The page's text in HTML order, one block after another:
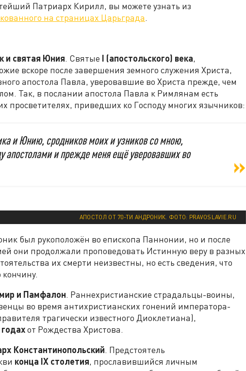
Патриарх Кирилл, вы можете узнать из
на страницах Царьграда.
и святая Юния. Святые I (апостольского) века,
вскоре после завершения земного служения Христа,
апостола Павла, уверовавшие во Христа прежде, чем
Так, в послании апостола Павла к Римлянам есть
просветителях, приведших ко Господу многих язычников:
и Юнию, сродников моих и узников со мною,
апостолами и прежде меня ещё уверовавших во
АПОСТОЛ ОТ 70-ТИ АНДРОНИК. ФОТО: PRAVOSLAVIE.RU
был рукоположён во епископа Паннонии, но и после
они продолжали проповедовать Истинную веру в разных
их смерти неизвестны, но есть сведения, что
и Памфалон. Раннехристианские страдальцы-воины,
во время антихристианских гонений императора-
трагически известного Диоклетиана),
от Рождества Христова.
Константинопольский. Предстоятель
конца IX столетия, прославившийся личным